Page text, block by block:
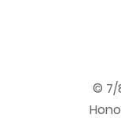
© 7/